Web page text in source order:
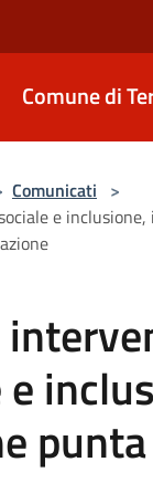
Comune di
Comunicati >
e